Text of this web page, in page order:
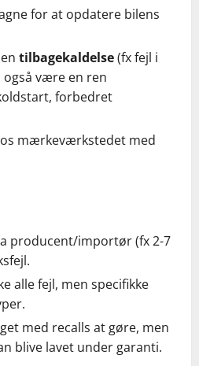
for at opdatere bilens
tilbagekaldelse(fx fejl i
også være en ren
forbedret
mærkeværkstedet med
producent/importør (fx 2-7
alle fejl, men specifikke
med recalls at gøre, men
blive lavet under garanti.